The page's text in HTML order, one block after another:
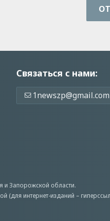
Связаться с нами:
1newszp@gmail.com
и Запорожской области.
(для интернет-изданий –